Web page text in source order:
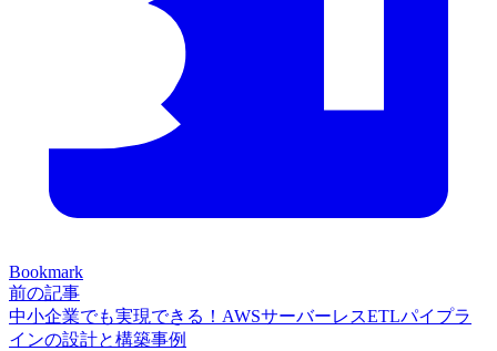
Bookmark
前の記事
中小企業でも実現できる！AWSサーバーレスETLパイプラ
インの設計と構築事例